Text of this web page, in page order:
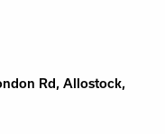
Rd, Allostock,